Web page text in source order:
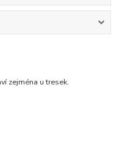
zejména u tresek.